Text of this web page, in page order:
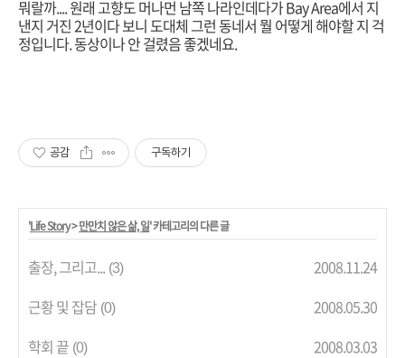
뭐랄까.... 원래 고향도 머나먼 남쪽 나라인데다가 Bay Area에서 지
낸지 거진 2년이다 보니 도대체 그런 동네서 뭘 어떻게 해야할 지 걱
정입니다. 동상이나 안 걸렸음 좋겠네요.
공감 구독하기
'Life Story>만만치 않은 삶, 일' 카테고리의 다른 글
출장, 그리고... (3)
2008.11.24
근황 및 잡담 (0)
2008.05.30
학회 끝 (0) 2008.03.03